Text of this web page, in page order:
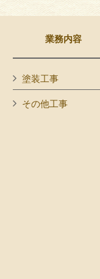
業務内容
塗装工事
その他工事